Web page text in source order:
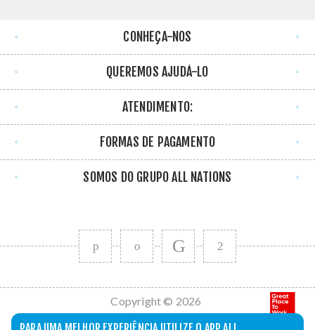
CONHEÇA-NOS
QUEREMOS AJUDÁ-LO
ATENDIMENTO:
FORMAS DE PAGAMENTO
SOMOS DO GRUPO ALL NATIONS
Copyright © 2026
All Nations. Todos